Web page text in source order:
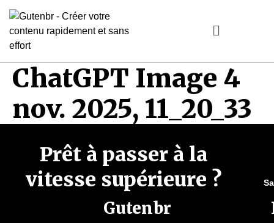
ChatGPT Image 4
nov. 2025, 11_20_33
Prêt à passer à la
vitesse supérieure ?
Gutenbr